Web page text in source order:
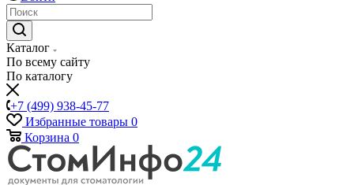
Каталог
По всему сайту
По каталогу
+7 (499) 938-45-77
Избранные товары 0
Корзина 0